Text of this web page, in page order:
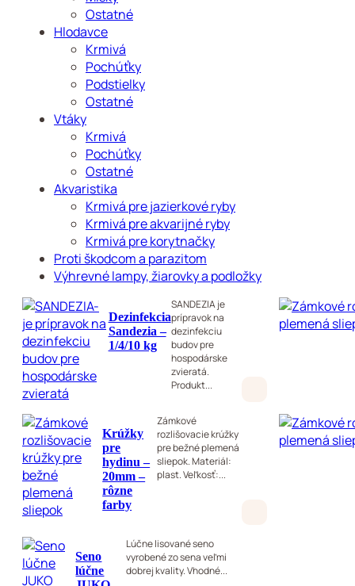
Ostatné
Hlodavce
Krmivá
Pochúťky
Podstielky
Ostatné
Vtáky
Krmivá
Pochúťky
Ostatné
Akvaristika
Krmivá pre jazierkové ryby
Krmivá pre akvarijné ryby
Krmivá pre korytnačky
Proti škodcom a parazitom
Výhrevné lampy, žiarovky a podložky
Dezinfekcia
Sandezia –
1/4/10 kg
SANDEZIA je
prípravok na
dezinfekciu
budov pre
hospodárske
zvieratá.
Produkt...
Krúžky
pre
hydinu –
20mm –
rôzne
farby
Zámkové
rozlišovacie krúžky
pre bežné plemená
sliepok. Materiál:
plast. Veľkosť:...
Seno
lúčne
Lúčne lisované seno
vyrobené zo sena veľmi
dobrej kvality. Vhodné...